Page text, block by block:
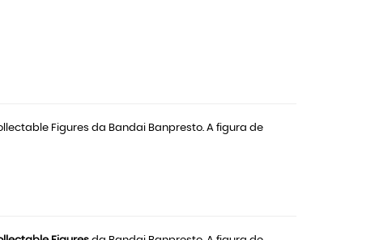
Figures da Bandai Banpresto. A figura de